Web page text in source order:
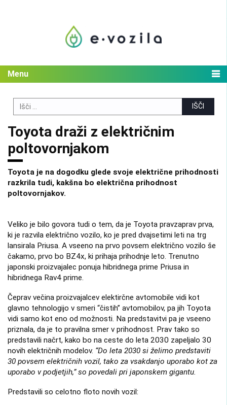
Menu
Search
for:
Toyota draži z električnim
poltovornjakom
Toyota je na dogodku glede svoje električne prihodnosti
razkrila tudi, kakšna bo električna prihodnost
poltovornjakov.
Veliko je bilo govora tudi o tem, da je Toyota pravzaprav prva,
ki je razvila električno vozilo, ko je pred dvajsetimi leti na trg
lansirala Priusa. A vseeno na prvo povsem električno vozilo še
čakamo, prvo bo BZ4x, ki prihaja prihodnje leto. Trenutno
japonski proizvajalec ponuja hibridnega prime Priusa in
hibridnega Rav4 prime.
Čeprav večina proizvajalcev elektirčne avtomobile vidi kot
glavno tehnologijo v smeri “čistih” avtomobilov, pa jih Toyota
vidi samo kot eno od možnosti. Na predstavitvi pa je vseeno
priznala, da je to pravilna smer v prihodnost. Prav tako so
predstavili načrt, kako bo na ceste do leta 2030 zapeljalo 30
novih električnih modelov. “Do leta 2030 si želimo predstaviti
30 povsem električnih vozil, tako za vsakdanjo uporabo kot za
uporabo v podjetjih,” so povedali pri japonskem gigantu.
Predstavili so celotno floto novih vozil: